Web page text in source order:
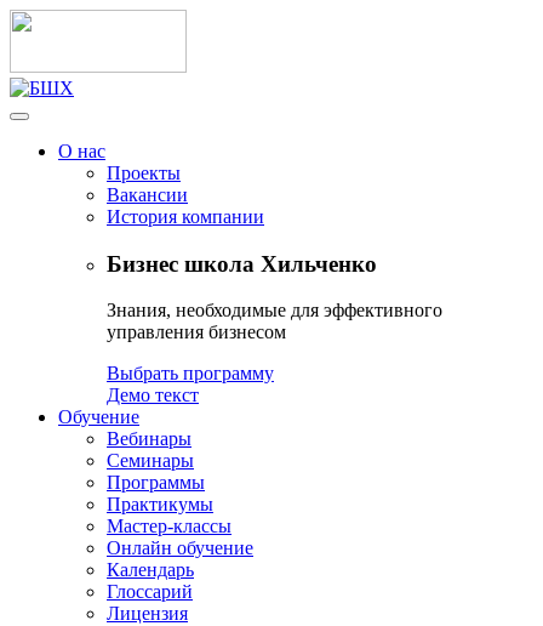
О нас
Проекты
Вакансии
История компании
Бизнес школа Хильченко
Знания, необходимые для эффективного
управления бизнесом
Выбрать программу
Демо текст
Обучение
Вебинары
Семинары
Программы
Практикумы
Мастер-классы
Онлайн обучение
Календарь
Глоссарий
Лицензия